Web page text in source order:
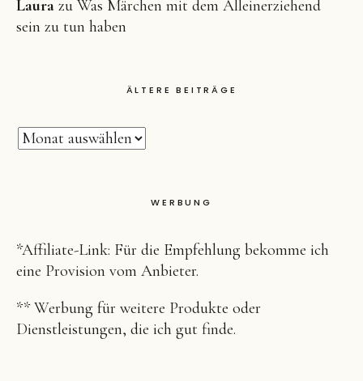
Laura zu Was Märchen mit dem Alleinerziehend
sein zu tun haben
ÄLTERE BEITRÄGE
WERBUNG
*Affiliate-Link: Für die Empfehlung bekomme ich
eine Provision vom Anbieter.
** Werbung für weitere Produkte oder
Dienstleistungen, die ich gut finde.